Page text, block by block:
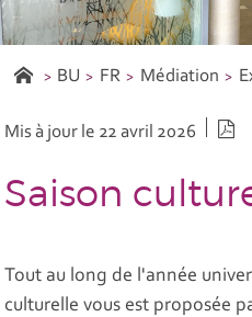
BU FR Médiation
Mis à jour le 22 avril 2026
Saison
Tout au long de l'année
culturelle vous est proposée